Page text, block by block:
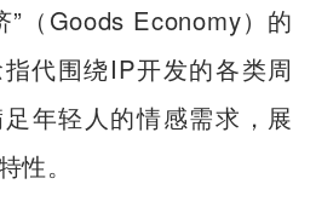
”（Goods Economy）的
代围绕IP开发的各类周
年轻人的情感需求，展
性。